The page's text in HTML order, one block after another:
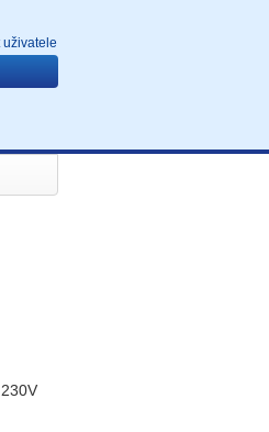
uživatele